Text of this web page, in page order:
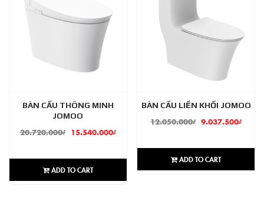
BÀN CẦU THÔNG MINH
JOMOO
20.720.000₫ 15.540.000₫
ADD TO CART
BÀN CẦU LIỀN KHỐI JOMOO
12.050.000₫ 9.037.500₫
ADD TO CART